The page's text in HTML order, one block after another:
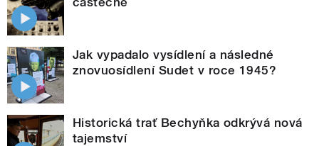
Jak vypadalo vysídlení a následné
znovuosídlení Sudet v roce 1945?
Historická trať Bechyňka odkrývá nová
tajemství